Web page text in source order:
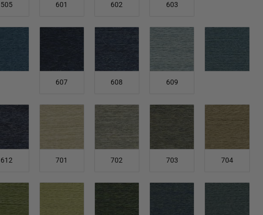
505 601 602 603
607 608 609
612 701 702 703 704